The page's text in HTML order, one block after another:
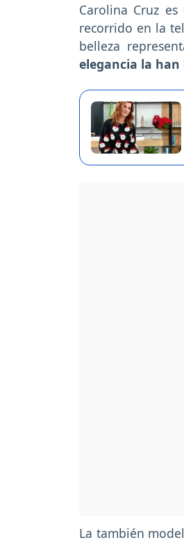
Carolina Cruz
recorrido en la
belleza
elegancia la
La también